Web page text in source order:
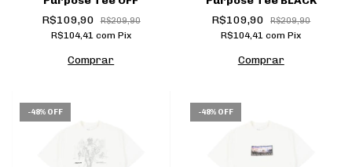
R$109,90
R$209,90
R$104,41 com Pix
Comprar
R$109,90
R$209,90
R$104,41com Pix
Comprar
-48% OFF -48% OFF